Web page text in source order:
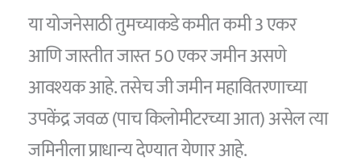
या योजनेसाठी तुमच्याकडे कमीत कमी 3 एकर
आणि जास्तीत जास्त 50 एकर जमीन असणे
आवश्यक आहे. तसेच जी जमीन महावितरणाच्या
उपकेंद्र जवळ (पाच किलोमीटरच्या आत) असेल त्या
जमिनीला प्राधान्य देण्यात येणार आहे.